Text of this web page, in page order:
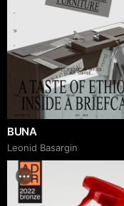
BUNA
Leonid Basargin